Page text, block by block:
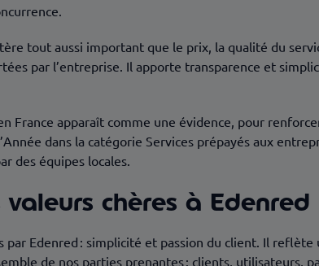
tout aussi important que le prix, la qualité du
par l’entreprise. Il apporte transparence et
France apparaît comme une évidence, pour
dans la catégorie Services prépayés aux
des équipes locales.
chères à Edenred
par Edenred : simplicité et passion du client. Il
de nos parties prenantes : clients, utilisateurs,